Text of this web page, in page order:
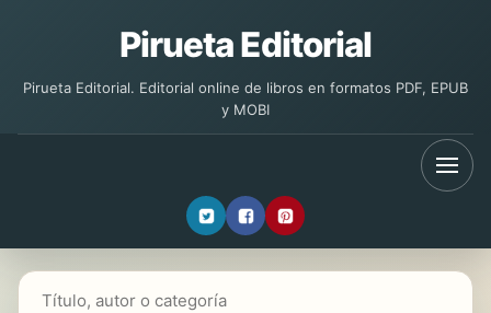
Pirueta Editorial
Pirueta Editorial. Editorial online de libros en formatos PDF, EPUB
y MOBI